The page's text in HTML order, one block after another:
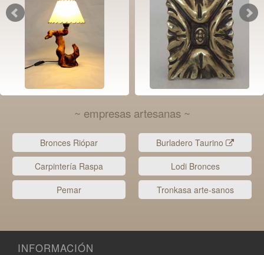
~ empresas artesanas ~
Bronces Riópar
Burladero Taurino
Carpintería Raspa
Lodi Bronces
Pemar
Tronkasa arte-sanos
INFORMACIÓN